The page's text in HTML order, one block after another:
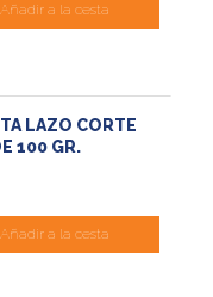
Añadir a la cesta
LAZO CORTE
100 GR.
Añadir a la cesta